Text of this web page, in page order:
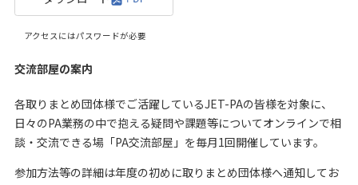
アクセスにはパスワードが必要
交流部屋の案内
各取りまとめ団体様でご活躍しているJET-PAの皆様を対象に、
日々のPA業務の中で抱える疑問や課題等についてオンラインで相
談・交流できる場「PA交流部屋」を毎月1回開催しています。
参加方法等の詳細は年度の初めに取りまとめ団体様へ通知してお